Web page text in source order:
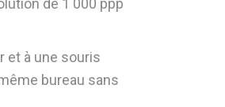
de 1 000 ppp
et à une souris
bureau sans